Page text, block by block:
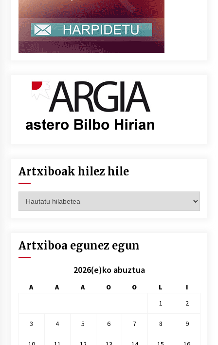
Artxiboak hilez hile
hilez
Artxiboa egunez egun
2026(e)ko abuztua
A A A O O L
I
1
2
3 4 5 6 7 8 9